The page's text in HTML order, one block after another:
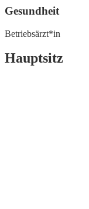
Gesundheit
Betriebsärzt*in
Hauptsitz